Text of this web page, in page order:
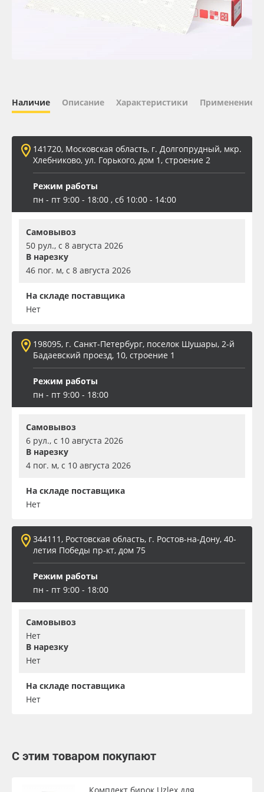
ПЭТ листовой
Вспененный ПВХ
Баннер
Заготовки для сувениров
Наличие Описание Характеристики Применение
141720, Московская область, г. Долгопрудный, мкр.
Хлебниково, ул. Горького, дом 1, строение 2
Режим работы
пн - пт 9:00 - 18:00 , сб 10:00 - 14:00
Самовывоз
50 рул., с 8 августа 2026
В нарезку
46 пог. м, с 8 августа 2026
На складе поставщика
Нет
198095, г. Санкт-Петербург, поселок Шушары, 2-й
Бадаевский проезд, 10, строение 1
Режим работы
пн - пт 9:00 - 18:00
Самовывоз
6 рул., с 10 августа 2026
В нарезку
4 пог. м, с 10 августа 2026
На складе поставщика
Нет
344111, Ростовская область, г. Ростов-на-Дону, 40-
летия Победы пр-кт, дом 75
Режим работы
пн - пт 9:00 - 18:00
Самовывоз
Нет
В нарезку
Нет
На складе поставщика
Нет
С этим товаром покупают